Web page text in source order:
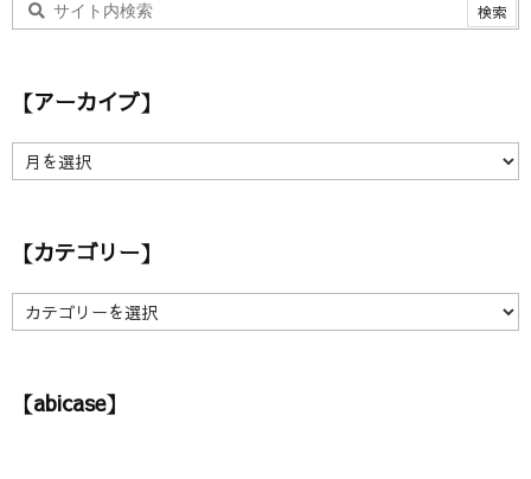
【アーカイブ】
ア
イ【カテゴリー】
【
カ
リ【abicase】